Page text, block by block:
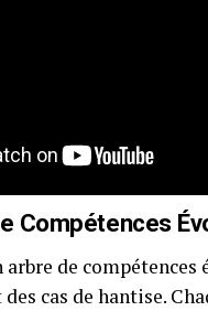
Compétences
arbre de
cas de hantise.